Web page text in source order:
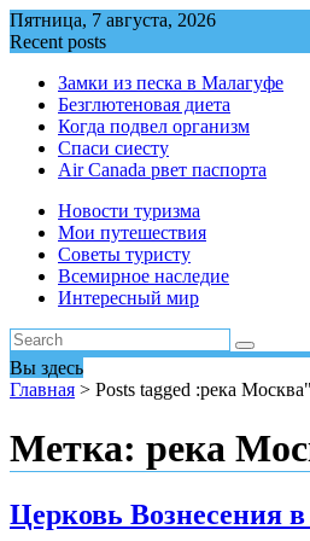
Перейти
к
Пятница, 7 августа, 2026
Recent posts
Замки из песка в Малагуфе
Безглютеновая диета
Когда подвел организм
Спаси сиесту
Air Canada рвет паспорта
Новости туризма
Мои путешествия
Советы туристу
Всемирное наследие
Интересный мир
Вы здесь
Главная > Posts tagged :река Москва"
Метка: река
Церковь Вознесения